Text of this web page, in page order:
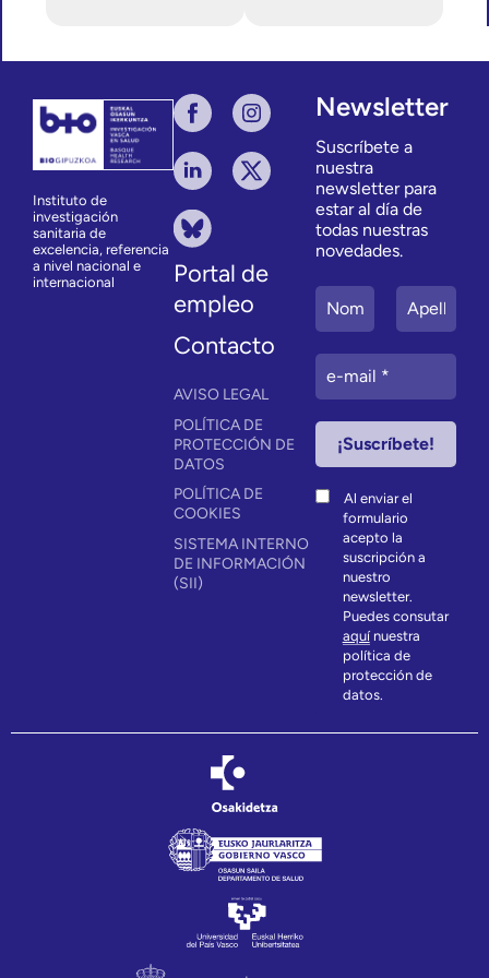
Instituto de
investigación
sanitaria de
excelencia, referencia
a nivel nacional e
internacional
Portal de
empleo
Contacto
AVISO LEGAL
POLÍTICA DE
PROTECCIÓN DE
DATOS
POLÍTICA DE
COOKIES
SISTEMA INTERNO
DE INFORMACIÓN
(SII)
Newsletter
Suscríbete a
nuestra
newsletter para
estar al día de
todas nuestras
novedades.
Al enviar el
formulario
acepto la
suscripción a
nuestro
newsletter.
Puedes consutar
aquínuestra
política de
protección de
datos.